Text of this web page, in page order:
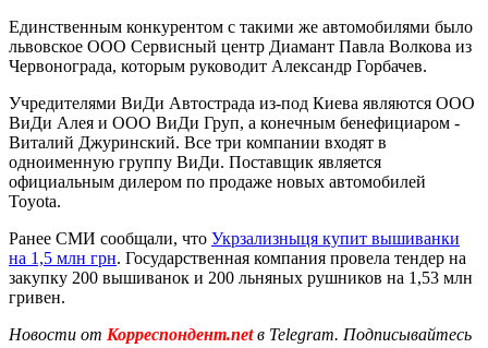
Единственным конкурентом с такими же автомобилями было
львовское ООО Сервисный центр Диамант Павла Волкова из
Червонограда, которым руководит Александр Горбачев.
Учредителями ВиДи Автострада из-под Киева являются ООО
ВиДи Алея и ООО ВиДи Груп, а конечным бенефициаром -
Виталий Джуринский. Все три компании входят в
одноименную группу ВиДи. Поставщик является
официальным дилером по продаже новых автомобилей
Toyota.
Ранее СМИ сообщали, что Укрзализныця купит вышиванки
на 1,5 млн грн. Государственная компания провела тендер на
закупку 200 вышиванок и 200 льняных рушников на 1,53 млн
гривен.
Новости от Корреспондент.netв Telegram. Подписывайтесь